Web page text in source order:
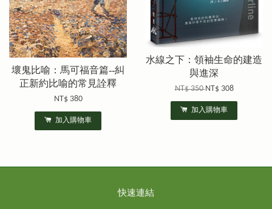
壞鬼比喻：馬可福音篇--糾
正新約比喻的常見詮釋
NT$ 380
加入購物車
水線之下：領袖生命的建造
與進深
NT$ 350NT$ 308
加入購物車
快速連結